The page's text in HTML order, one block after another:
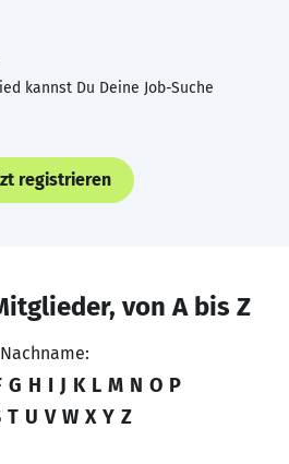
kannst Du Deine Job-Suche
registrieren
von A bis Z
Nachname:
G H I J K L M N O P
T U V W X Y Z